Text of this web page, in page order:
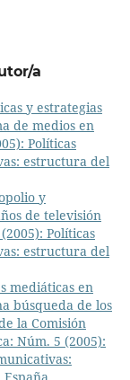
a
y estrategias
de medios en
Políticas
estructura del
y
de televisión
Políticas
estructura del
mediáticas en
búsqueda de los
la Comisión
Núm. 5 (2005):